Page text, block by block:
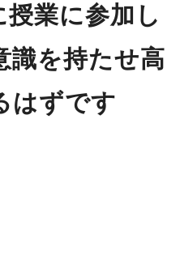
業に参加し
識を持たせ高
はずです